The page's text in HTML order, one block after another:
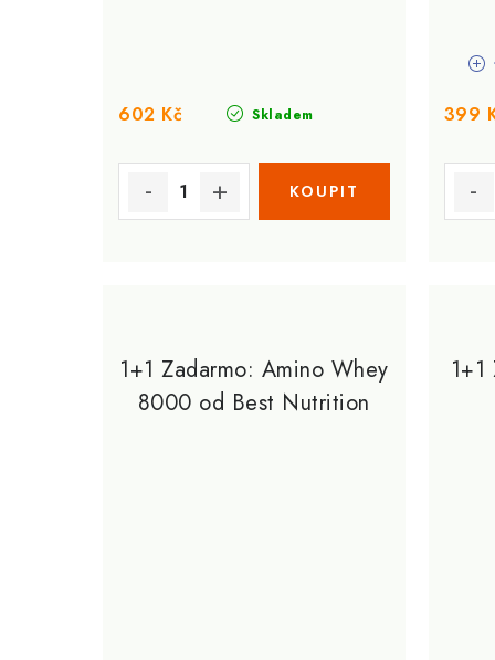
Skladem
602 Kč 399
1+1 Zadarmo: Amino Whey
8000 od Best Nutrition